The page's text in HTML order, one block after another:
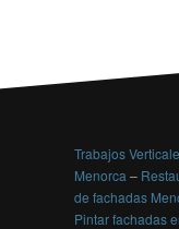
Trabajos
Menorca –
de fachadas
Pintar fachadas